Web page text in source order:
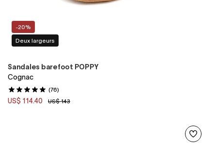
-20%
Deux largeurs
Sandales barefoot POPPY
Cognac
(76)
US$ 114.40 US$ 143